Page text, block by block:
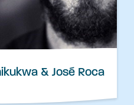
& José Roca